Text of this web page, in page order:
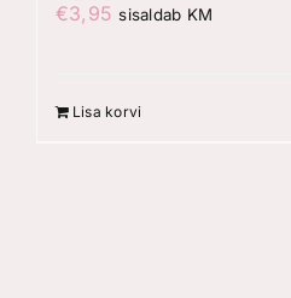
€3,95 sisaldab KM
Lisa korvi